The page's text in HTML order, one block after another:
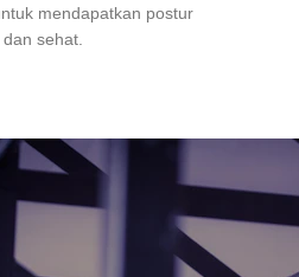
mendapatkan postur
sehat.